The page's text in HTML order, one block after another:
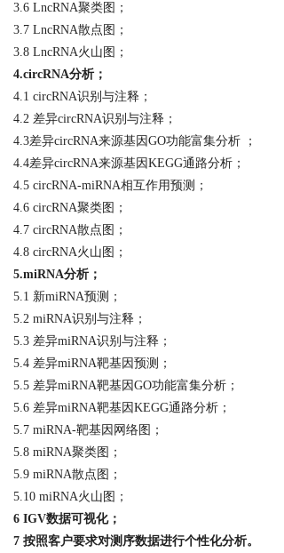
3.6 LncRNA聚类图；
3.7 LncRNA散点图；
3.8 LncRNA火山图；
4.circRNA分析；
4.1 circRNA识别与注释；
4.2 差异circRNA识别与注释；
4.3差异circRNA来源基因GO功能富集分析 ；
4.4差异circRNA来源基因KEGG通路分析；
4.5 circRNA-miRNA相互作用预测；
4.6 circRNA聚类图；
4.7 circRNA散点图；
4.8 circRNA火山图；
5.miRNA分析；
5.1 新miRNA预测；
5.2 miRNA识别与注释；
5.3 差异miRNA识别与注释；
5.4 差异miRNA靶基因预测；
5.5 差异miRNA靶基因GO功能富集分析；
5.6 差异miRNA靶基因KEGG通路分析；
5.7 miRNA-靶基因网络图；
5.8 miRNA聚类图；
5.9 miRNA散点图；
5.10 miRNA火山图；
6 IGV数据可视化；
7 按照客户要求对测序数据进行个性化分析。